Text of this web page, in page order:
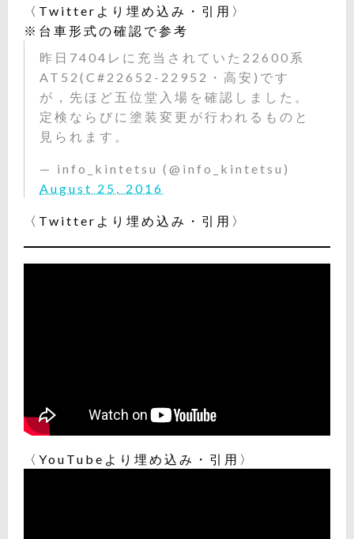
〈Twitterより埋め込み・引用〉
※台車形式の確認で参考
昨日7404レに充当されていた22600系
AT52(C#22652-22952・高安)です
が，先ほど五位堂入場を確認しました。
定検ならびに塗装変更が行われるものと
見られます。
— info_kintetsu (@info_kintetsu)
August 25, 2016
〈Twitterより埋め込み・引用〉
〈YouTubeより埋め込み・引用〉